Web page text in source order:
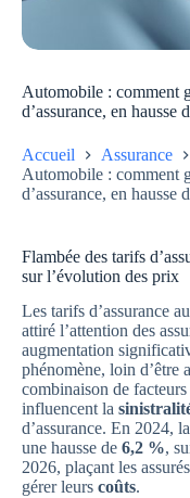
Automobile : comment
d’assurance, en hausse
Accueil
Assurance
Automobile : comment
d’assurance, en hausse
Flambée des tarifs
sur l’évolution des prix
Les tarifs d’assurance
attiré l’attention des
augmentation
phénomène, loin d’être
combinaison de
influencent la
d’assurance. En 2024,
une hausse de 6,2 %,
2026, plaçant les
gérer leurs coûts.